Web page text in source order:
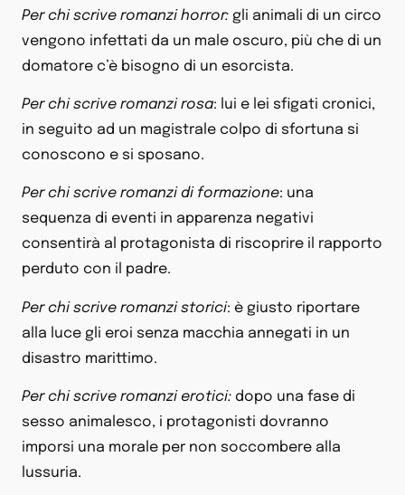
Per chi scrive romanzi horror: gli animali di un circo
vengono infettati da un male oscuro, più che di un
domatore c’è bisogno di un esorcista.
Per chi scrive romanzi rosa: lui e lei sfigati cronici,
in seguito ad un magistrale colpo di sfortuna si
conoscono e si sposano.
Per chi scrive romanzi di formazione: una
sequenza di eventi in apparenza negativi
consentirà al protagonista di riscoprire il rapporto
perduto con il padre.
Per chi scrive romanzi storici: è giusto riportare
alla luce gli eroi senza macchia annegati in un
disastro marittimo.
Per chi scrive romanzi erotici: dopo una fase di
sesso animalesco, i protagonisti dovranno
imporsi una morale per non soccombere alla
lussuria.